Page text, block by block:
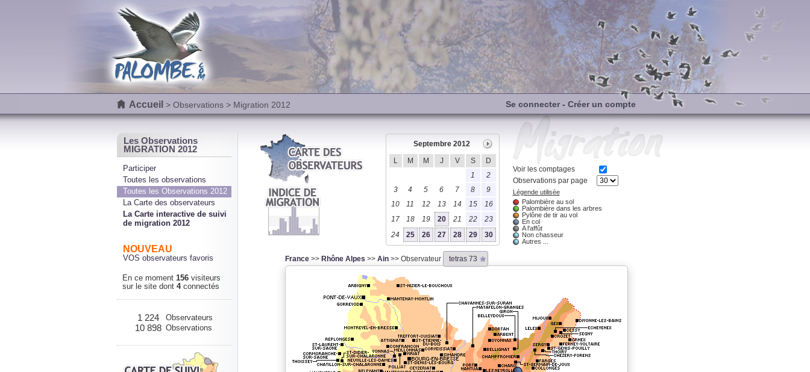
Accueil > Observations> Migration 2012 Se connecter- Créer un compte
Les Observations
MIGRATION 2012
Participer
Toutes les observations
Toutes les Observations 2012
La Carte des observateurs
La Carte interactive de suivi
de migration 2012
NOUVEAU
VOS observateurs favoris
En ce moment 156visiteurs
sur le site dont 4connectés
1 224 Observateurs
10 898 Observations
Septembre 2012
L
M M J V S
D
1
2
3
4 5 6 7 8
9
10
11 12 13 14 15
16
17
18 19 20 21 22
23
24
25 26 27 28 29 30
Voir les comptages
Observations par page
Légende utilisée
Palombière au sol
Palombière dans les arbres
Pylône de tir au vol
En col
A l'affût
Non chasseur
Autres ...
France>> Rhône Alpes >> Ain>> Observateur tetras 73